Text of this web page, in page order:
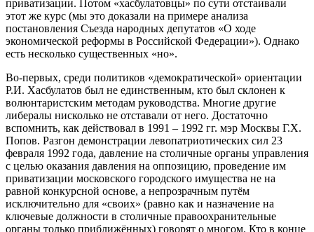
приватизации. Потом «хасбулатовцы» по сути отстаивали
этот же курс (мы это доказали на примере анализа
постановления Съезда народных депутатов «О ходе
экономической реформы в Российской Федерации»). Однако
есть несколько существенных «но».
Во-первых, среди политиков «демократической» ориентации
Р.И. Хасбулатов был не единственным, кто был склонен к
волюнтаристским методам руководства. Многие другие
либералы нисколько не отставали от него. Достаточно
вспомнить, как действовал в 1991 – 1992 гг. мэр Москвы Г.Х.
Попов. Разгон демонстрации левопатриотических сил 23
февраля 1992 года, давление на столичные органы управления
с целью оказания давления на оппозицию, проведение им
приватизации московского городского имущества не на
равной конкурсной основе, а непрозрачным путём
исключительно для «своих» (равно как и назначение на
ключевые должности в столичные правоохранительные
органы только приближённых) говорят о многом. Кто в конце